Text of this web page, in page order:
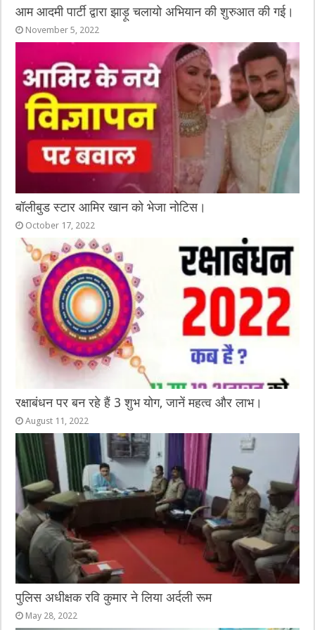
आम आदमी पार्टी द्वारा झाड़ू चलायो अभियान की शुरुआत की गई।
November 5, 2022
बॉलीबुड स्टार आमिर खान को भेजा नोटिस।
October 17, 2022
रक्षाबंधन पर बन रहे हैं 3 शुभ योग, जानें महत्व और लाभ।
August 11, 2022
पुलिस अधीक्षक रवि कुमार ने लिया अर्दली रूम
May 28, 2022